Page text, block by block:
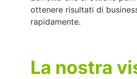
ottenere risultati di
rapidamente.
La nostra